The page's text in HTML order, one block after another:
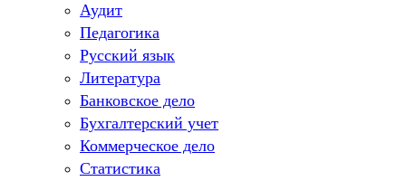
Аудит
Педагогика
Русский язык
Литература
Банковское дело
Бухгалтерский учет
Коммерческое дело
Статистика